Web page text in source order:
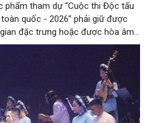
phẩm tham dự “Cuộc thi Độc tấu
quốc - 2026” phải giữ được
đặc trưng hoặc được hòa âm,
điệu âm nhạc truyền thống Việt
diễn trực tiếp bằng nhạc cụ dân